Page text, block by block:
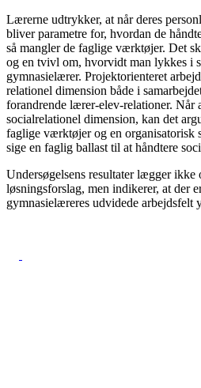
Lærerne udtrykker, at når deres
bliver parametre for, hvordan de
så mangler de faglige værktøjer. Det
og en tvivl om, hvorvidt man lykkes i
gymnasielærer. Projektorienteret
relationel dimension både i
forandrende lærer-elev-relationer. Når
socialrelationel dimension, kan det
faglige værktøjer og en organisatorisk
sige en faglig ballast til at håndtere
Undersøgelsens resultater lægger ikke
løsningsforslag, men indikerer, at der
gymnasielæreres udvidede arbejdsfelt